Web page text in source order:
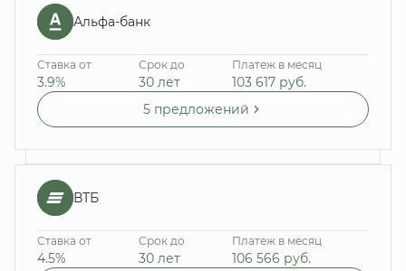
Альфа-банк
Ставка от
3.9%
Срок до
30 лет
Платеж в месяц
103 617 руб.
5 предложений
ВТБ
Ставка от
4.5%
Срок до
30 лет
Платеж в месяц
106 566 руб.